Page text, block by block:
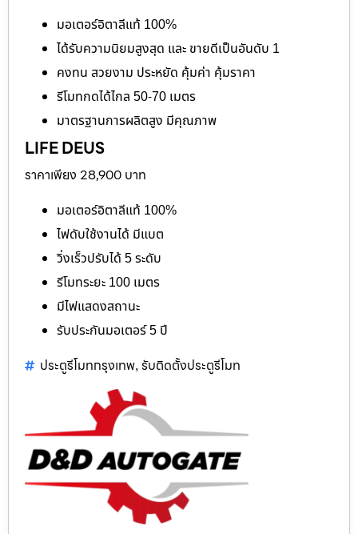
มอเตอร์อิตาลีแท้ 100%
ได้รับความนิยมสูงสุด และ ขายดีเป็นอันดับ 1
คงทน สวยงาม ประหยัด คุ้มค่า คุ้มราคา
รีโมทกดได้ไกล 50-70 เมตร
มาตรฐานการผลิตสูง มีคุณภาพ
LIFE DEUS
ราคาเพียง 28,900 บาท
มอเตอร์อิตาลีแท้ 100%
ไฟดับใช้งานได้ มีแบต
วิ่งเร็วปรับได้ 5 ระดับ
รีโมทระยะ 100 เมตร
มีไฟแสดงสถานะ
รับประกันมอเตอร์ 5 ปี
ประตูรีโมทกรุงเทพ, รับติดตั้งประตูรีโมท